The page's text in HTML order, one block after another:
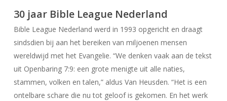
30 jaar Bible League Nederland
Bible League Nederland werd in 1993 opgericht en draagt
sindsdien bij aan het bereiken van miljoenen mensen
wereldwijd met het Evangelie. “We denken vaak aan de tekst
uit Openbaring 7:9: een grote menigte uit alle naties,
stammen, volken en talen,” aldus Van Heusden. “Het is een
ontelbare schare die nu tot geloof is gekomen. En het werk